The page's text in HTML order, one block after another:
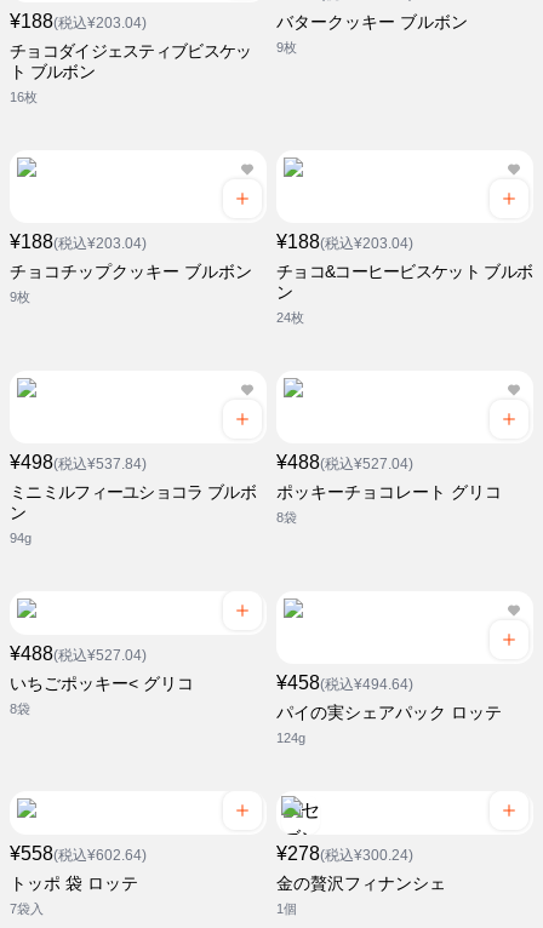
¥188(税込¥203.04)
チョコダイジェスティブビスケッ
ト ブルボン
16枚
バタークッキー ブルボン
9枚
¥188(税込¥203.04)
チョコチップクッキー ブルボン
9枚
¥188(税込¥203.04)
チョコ&コーヒービスケット ブルボ
ン
24枚
¥498(税込¥537.84)
ミニミルフィーユショコラ ブルボ
ン
94g
¥488(税込¥527.04)
ポッキーチョコレート グリコ
8袋
¥488(税込¥527.04)
いちごポッキー< グリコ
8袋
¥458(税込¥494.64)
パイの実シェアパック ロッテ
124g
¥558(税込¥602.64)
トッポ 袋 ロッテ
7袋入
¥278(税込¥300.24)
金の贅沢フィナンシェ
1個